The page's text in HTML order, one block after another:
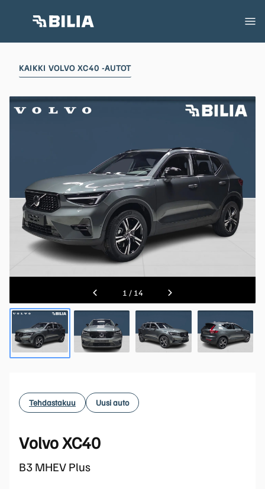
KAIKKI VOLVO XC40 -AUTOT
1 / 14
Tehdastakuu Uusi auto
Volvo XC40
B3 MHEV Plus